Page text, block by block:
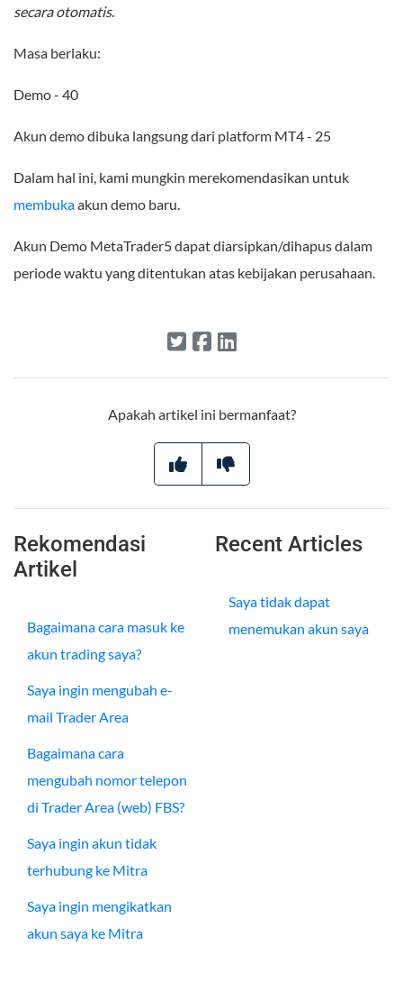
secara otomatis.
Masa berlaku:
Demo - 40
Akun demo dibuka langsung dari platform MT4 - 25
Dalam hal ini, kami mungkin merekomendasikan untuk
membukaakun demo baru.
Akun Demo MetaTrader5 dapat diarsipkan/dihapus dalam
periode waktu yang ditentukan atas kebijakan perusahaan.
Apakah artikel ini bermanfaat?
Rekomendasi
Artikel
Bagaimana cara masuk ke
akun trading saya?
Saya ingin mengubah e-
mail Trader Area
Bagaimana cara
mengubah nomor telepon
di Trader Area (web) FBS?
Saya ingin akun tidak
terhubung ke Mitra
Saya ingin mengikatkan
akun saya ke Mitra
Recent Articles
Saya tidak dapat
menemukan akun saya